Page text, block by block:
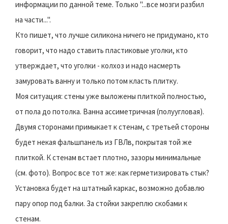
информации по данной теме. Только "...все мозги разбил
на части...".
Кто пишет, что лучше силикона ничего не придумано, кто
говорит, что надо ставить пластиковые уголки, кто
утверждает, что уголки - колхоз и надо насмерть
замуровать ванну и только потом класть плитку.
Моя ситуация: стены уже выложены плиткой полностью,
от пола до потолка. Ванна ассиметричная (полуугловая).
Двумя сторонами примыкает к стенам, с третьей стороны
будет некая фальшпанель из ГВЛв, покрытая той же
плиткой. К стенам встает плотно, зазоры минимальные
(см. фото). Вопрос все тот же: как герметизировать стык?
Установка будет на штатный каркас, возможно добавлю
пару опор под балки. За стойки закреплю скобами к
стенам.